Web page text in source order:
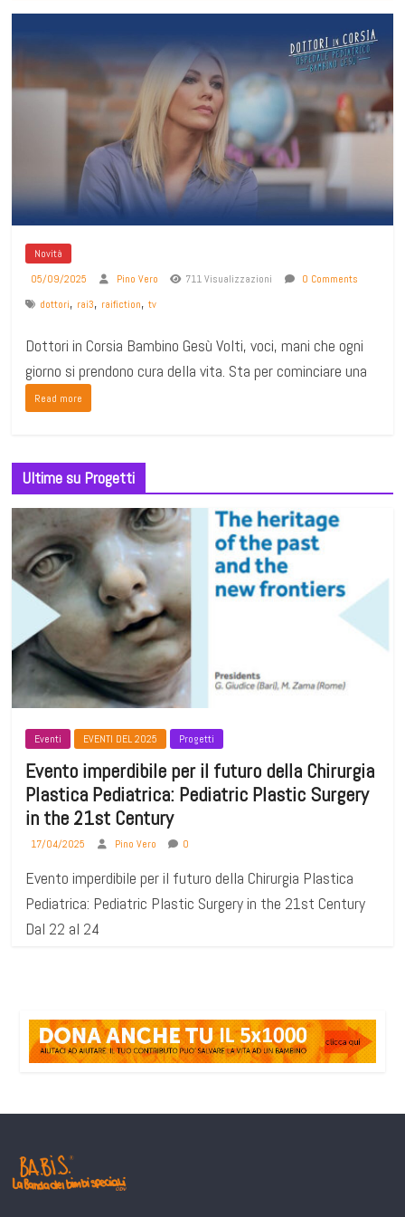
Novità
05/09/2025
Pino Vero 711 Visualizzazioni
0 Comments
dottori, rai3, raifiction,tv
Dottori in Corsia Bambino Gesù Volti, voci, mani che ogni
giorno si prendono cura della vita. Sta per cominciare una
Read more
Ultime su Progetti
Eventi EVENTI DEL 2025 Progetti
Evento imperdibile per il futuro della Chirurgia
Plastica Pediatrica: Pediatric Plastic Surgery
in the 21st Century
17/04/2025 Pino Vero 0
Evento imperdibile per il futuro della Chirurgia Plastica
Pediatrica: Pediatric Plastic Surgery in the 21st Century
Dal 22 al 24